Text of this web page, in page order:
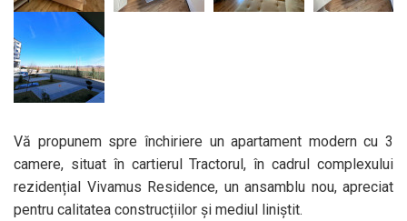
Vă propunem spre închiriere un apartament modern cu 3
camere, situat în cartierul Tractorul, în cadrul complexului
rezidențial Vivamus Residence, un ansamblu nou, apreciat
pentru calitatea construcțiilor și mediul liniștit.